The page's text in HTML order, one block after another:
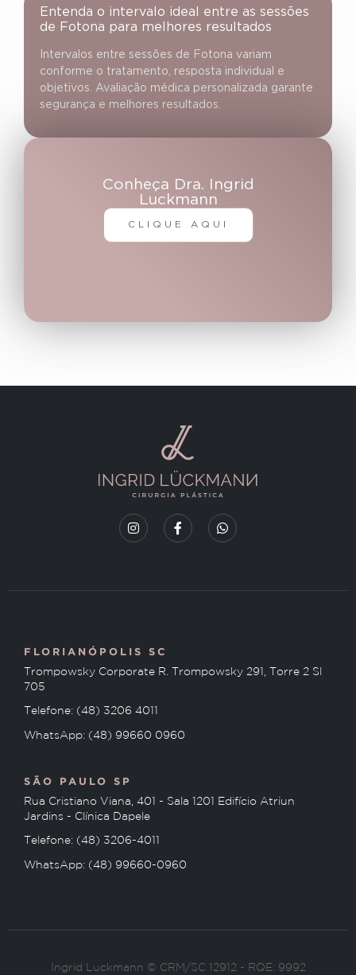
Entenda o intervalo ideal entre as sessões
de Fotona para melhores resultados
Intervalos entre sessões de Fotona variam
conforme o tratamento, resposta individual e
objetivos. Avaliação médica personalizada garante
segurança e melhores resultados.
Conheça Dra. Ingrid
Luckmann
CLIQUE AQUI
FLORIANÓPOLIS SC
Trompowsky Corporate R. Trompowsky 291, Torre 2 Sl
705
Telefone: (48) 3206 4011
WhatsApp: (48) 99660 0960
SÃO PAULO SP
Rua Cristiano Viana, 401 - Sala 1201 Edifício Atriun
Jardins - Clínica Dapele
Telefone: (48) 3206-4011
WhatsApp: (48) 99660-0960
Ingrid Luckmann © CRM/SC 12912 - RQE: 9992